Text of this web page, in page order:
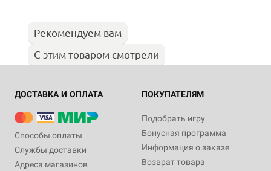
Рекомендуем вам
С этим товаром смотрели
ДОСТАВКА И ОПЛАТА
Способы оплаты
Службы доставки
Адреса магазинов
ПОКУПАТЕЛЯМ
Подобрать игру
Бонусная программа
Информация о заказе
Возврат товара